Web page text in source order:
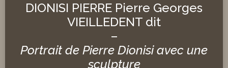
DIONISI PIERRE Pierre Georges
VIEILLEDENT dit
–
Portrait de Pierre Dionisi avec une
sculpture